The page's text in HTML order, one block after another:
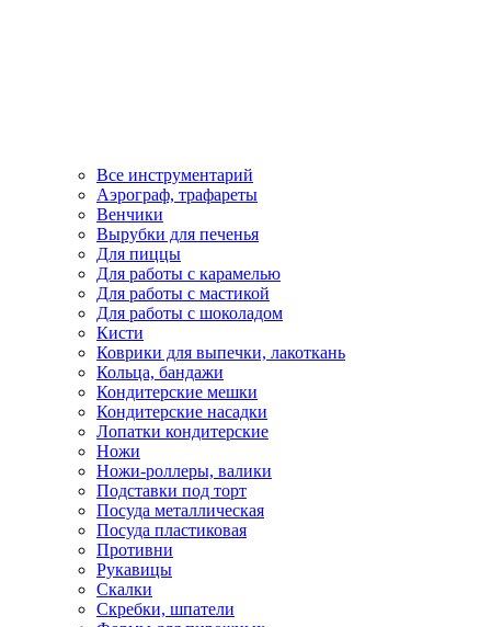
Все инструментарий
Аэрограф, трафареты
Венчики
Вырубки для печенья
Для пиццы
Для работы с карамелью
Для работы с мастикой
Для работы с шоколадом
Кисти
Коврики для выпечки, лакоткань
Кольца, бандажи
Кондитерские мешки
Кондитерские насадки
Лопатки кондитерские
Ножи
Ножи-роллеры, валики
Подставки под торт
Посуда металлическая
Посуда пластиковая
Противни
Рукавицы
Скалки
Скребки, шпатели